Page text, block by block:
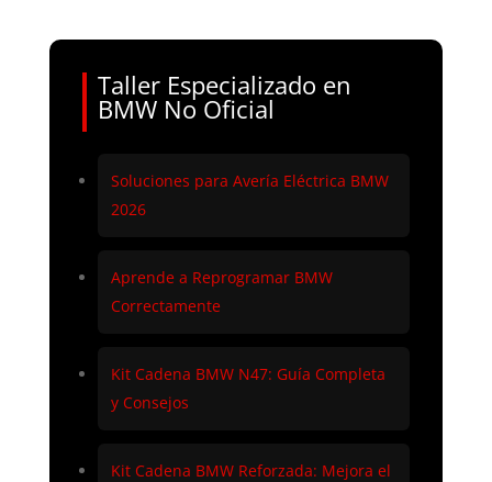
Taller Especializado en
BMW No Oficial
Soluciones para Avería Eléctrica BMW
2026
Aprende a Reprogramar BMW
Correctamente
Kit Cadena BMW N47: Guía Completa
y Consejos
Kit Cadena BMW Reforzada: Mejora el